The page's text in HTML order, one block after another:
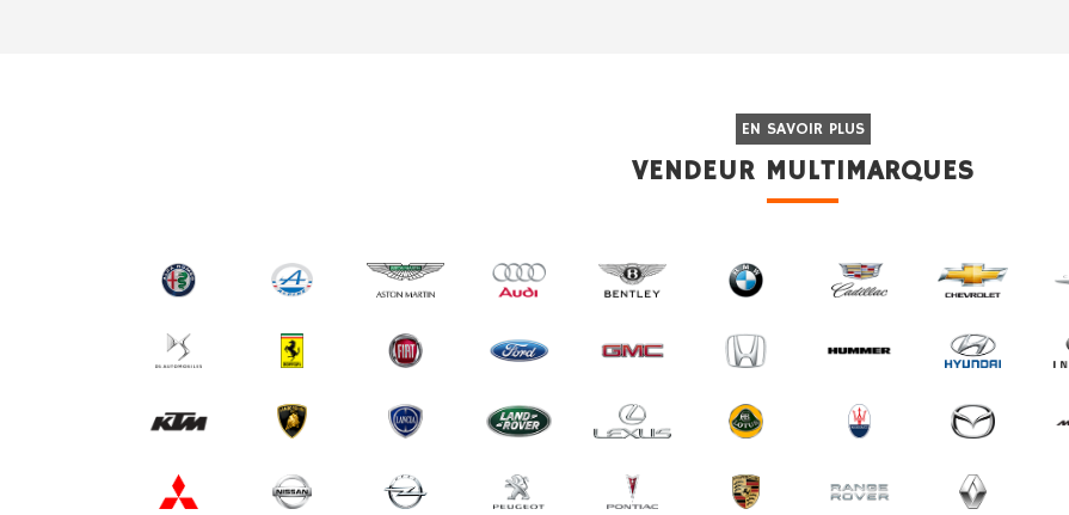
EN SAVOIR PLUS
VENDEUR MULTIMARQUES